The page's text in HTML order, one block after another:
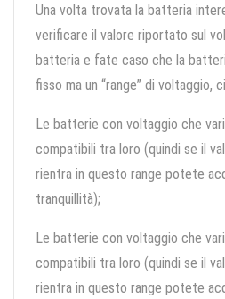
Una volta trovata la batteria
verificare il valore riportato sul
batteria e fate caso che la
fisso ma un “range” di voltaggio,
Le batterie con voltaggio che
compatibili tra loro (quindi se il
rientra in questo range potete
tranquillità);
Le batterie con voltaggio che
compatibili tra loro (quindi se il
rientra in questo range potete